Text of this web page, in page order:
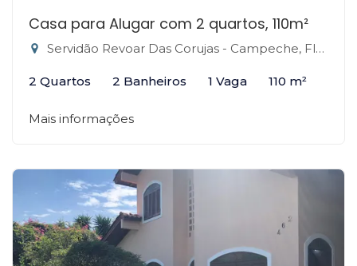
Casa para Alugar com 2 quartos, 110m²
Servidão Revoar Das Corujas - Campeche, Florianópolis-SC
2 Quartos 2 Banheiros 1 Vaga 110 m²
Mais informações